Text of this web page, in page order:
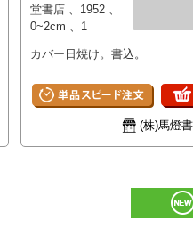
堂書店 、1952 、
0~2cm 、1
カバー日焼け。書込。
(株)馬燈